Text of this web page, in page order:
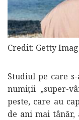
Credit: Getty
Studiul pe care
numiții „super-
peste, care au
de ani mai